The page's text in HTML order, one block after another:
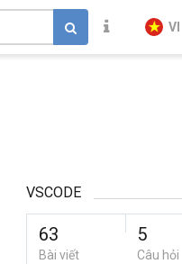
VI
VSCODE
63
Bài viết
5
Câu hỏi